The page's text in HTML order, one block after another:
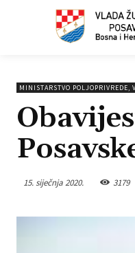
MINISTARSTVO POLJOPRIVREDE,
15. siječnja 2020. 3179